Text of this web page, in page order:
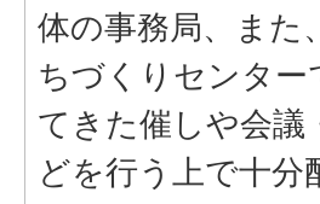
体の事務局、また
ちづくりセンター
てきた催しや会議
どを行う上で十分